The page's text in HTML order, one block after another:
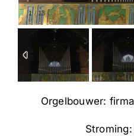
1/13
Orgelbouwer: